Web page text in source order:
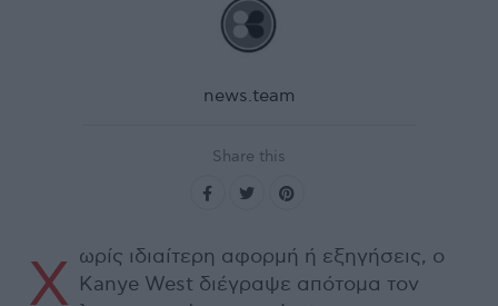
news.team
Share this
Χ ωρίς ιδιαίτερη αφορμή ή εξηγήσεις, ο
Kanye West διέγραψε απότομα τον